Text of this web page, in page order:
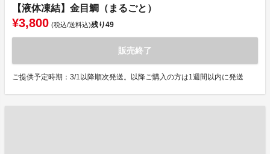
【液体凍結】金目鯛（まるごと）
¥3,800 (税込/送料込)残り49
販売終了
ご提供予定時期：3/1以降順次発送。以降ご購入の方は1週間以内に発送